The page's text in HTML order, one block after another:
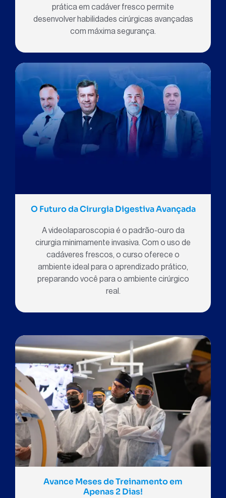
prática em cadáver fresco permite
desenvolver habilidades cirúrgicas avançadas
com máxima segurança.
O Futuro da Cirurgia Digestiva Avançada
A videolaparoscopia é o padrão-ouro da
cirurgia minimamente invasiva. Com o uso de
cadáveres frescos, o curso oferece o
ambiente ideal para o aprendizado prático,
preparando você para o ambiente cirúrgico
real.
Avance Meses de Treinamento em
Apenas 2 Dias!